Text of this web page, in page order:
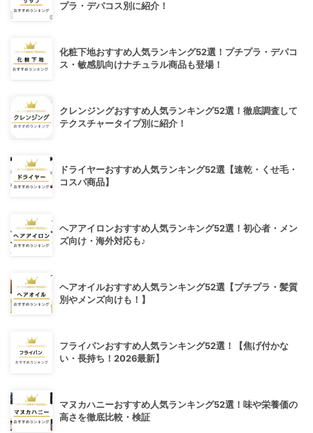
プラ・デパコス別に紹介！
化粧下地おすすめ人気ランキング52選！プチプラ・デパコ
ス・敏感肌向けナチュラル商品も登場！
クレンジングおすすめ人気ランキング52選！徹底調査して
テクスチャータイプ別に紹介！
ドライヤーおすすめ人気ランキング52選【速乾・くせ毛・
コスパ商品】
ヘアアイロンおすすめ人気ランキング52選！初心者・メン
ズ向け・海外対応も♪
ヘアオイルおすすめ人気ランキング52選【プチプラ・髪質
別やメンズ向けも！】
フライパンおすすめ人気ランキング52選！【焦げ付かな
い・長持ち！2026最新】
マヌカハニーおすすめ人気ランキング52選！味や栄養価の
高さを徹底比較・検証